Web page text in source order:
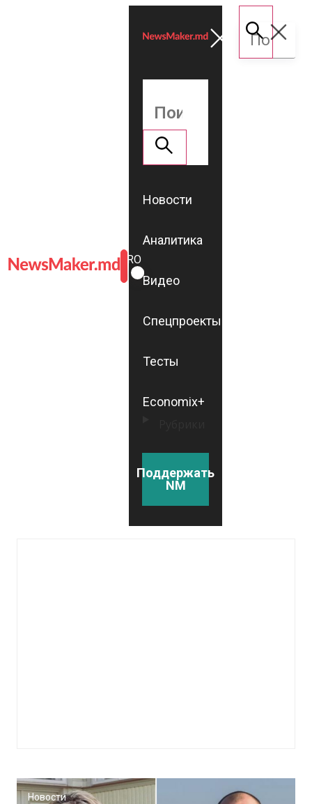
ROMÂNĂ
RU
Новости
Аналитика
Видео
Спецпроекты
Тесты
Economix+
Поддержать
NM
Новости